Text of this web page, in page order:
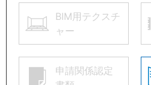
BIM用テクスチ
ャー
申請関係認定